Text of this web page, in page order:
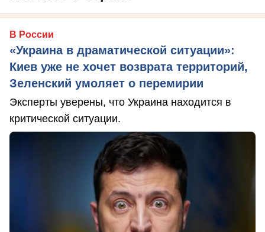
В России
«Украина в драматической ситуации»:
Киев уже не хочет возврата территорий,
Зеленский умоляет о перемирии
Эксперты уверены, что Украина находится в
критической ситуации.